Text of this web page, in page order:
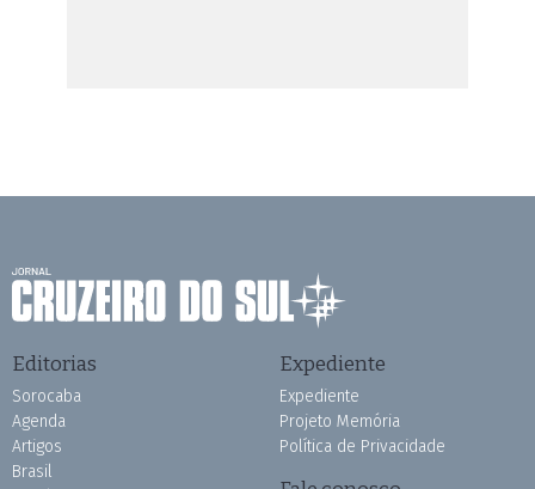
Editorias
Sorocaba
Agenda
Artigos
Brasil
Expediente
Expediente
Projeto Memória
Política de Privacidade